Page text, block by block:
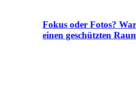
Fokus oder Fotos?
einen geschützten